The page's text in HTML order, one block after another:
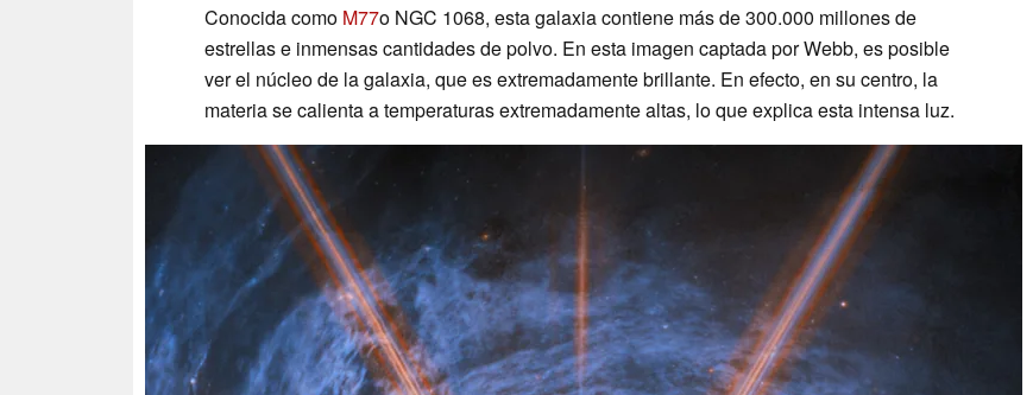
Conocida como M77o NGC 1068, esta galaxia contiene más de 300.000 millones de
estrellas e inmensas cantidades de polvo. En esta imagen captada por Webb, es posible
ver el núcleo de la galaxia, que es extremadamente brillante. En efecto, en su centro, la
materia se calienta a temperaturas extremadamente altas, lo que explica esta intensa luz.